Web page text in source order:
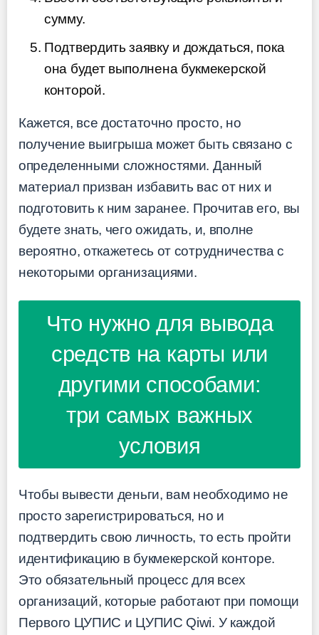
сумму.
Подтвердить заявку и дождаться, пока
она будет выполнена букмекерской
конторой.
Кажется, все достаточно просто, но
получение выигрыша может быть связано с
определенными сложностями. Данный
материал призван избавить вас от них и
подготовить к ним заранее. Прочитав его, вы
будете знать, чего ожидать, и, вполне
вероятно, откажетесь от сотрудничества с
некоторыми организациями.
Что нужно для вывода
средств на карты или
другими способами:
три самых важных
условия
Чтобы вывести деньги, вам необходимо не
просто зарегистрироваться, но и
подтвердить свою личность, то есть пройти
идентификацию в букмекерской конторе.
Это обязательный процесс для всех
организаций, которые работают при помощи
Первого ЦУПИС и ЦУПИС Qiwi. У каждой